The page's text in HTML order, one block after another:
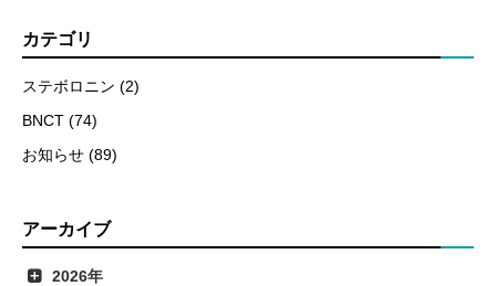
カテゴリ
ステボロニン (2)
BNCT (74)
お知らせ (89)
アーカイブ
2026年